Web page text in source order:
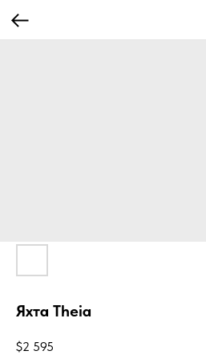
Яхта Theia
$2 595